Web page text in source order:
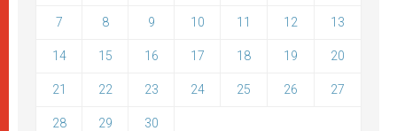
7 8 9 10 11 12 13
14 15 16 17 18 19 20
21 22 23 24 25 26 27
28 29 30